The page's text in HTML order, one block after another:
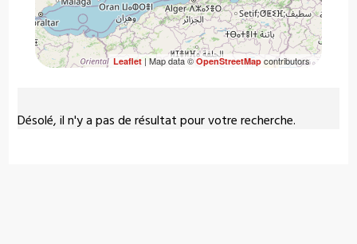
Désolé, il n'y a pas de résultat pour votre recherche.
Leaflet| Map data ©OpenStreetMapcontributors